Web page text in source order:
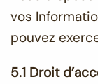
vos
pouvez
5.1 Droit